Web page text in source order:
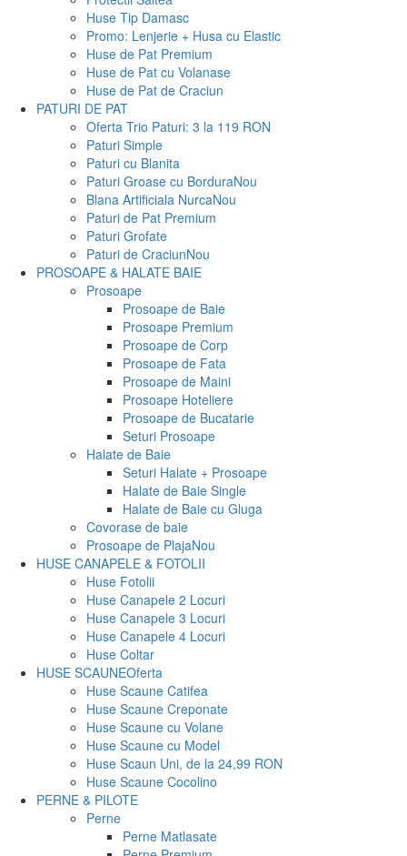
Huse Tip Damasc
Promo: Lenjerie + Husa cu Elastic
Huse de Pat Premium
Huse de Pat cu Volanase
Huse de Pat de Craciun
PATURI DE PAT
Oferta Trio Paturi: 3 la 119 RON
Paturi Simple
Paturi cu Blanita
Paturi Groase cu BorduraNou
Blana Artificiala NurcaNou
Paturi de Pat Premium
Paturi Grofate
Paturi de CraciunNou
PROSOAPE & HALATE BAIE
Prosoape
Prosoape de Baie
Prosoape Premium
Prosoape de Corp
Prosoape de Fata
Prosoape de Maini
Prosoape Hoteliere
Prosoape de Bucatarie
Seturi Prosoape
Halate de Baie
Seturi Halate + Prosoape
Halate de Baie Single
Halate de Baie cu Gluga
Covorase de baie
Prosoape de PlajaNou
HUSE CANAPELE & FOTOLII
Huse Fotolii
Huse Canapele 2 Locuri
Huse Canapele 3 Locuri
Huse Canapele 4 Locuri
Huse Coltar
HUSE SCAUNEOferta
Huse Scaune Catifea
Huse Scaune Creponate
Huse Scaune cu Volane
Huse Scaune cu Model
Huse Scaun Uni, de la 24,99 RON
Huse Scaune Cocolino
PERNE & PILOTE
Perne
Perne Matlasate